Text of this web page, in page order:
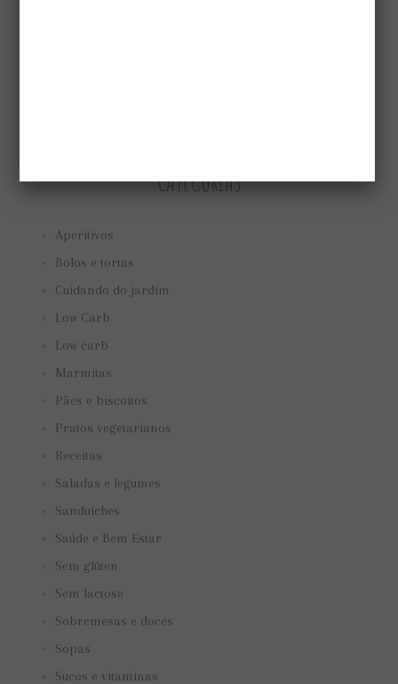
CATEGORIAS
Aperitivos
Bolos e tortas
Cuidando do jardim
Low Carb
Low carb
Marmitas
Pães e biscoitos
Pratos vegetarianos
Receitas
Saladas e legumes
Sanduíches
Saúde e Bem Estar
Sem glúten
Sem lactose
Sobremesas e doces
Sopas
Sucos e vitaminas